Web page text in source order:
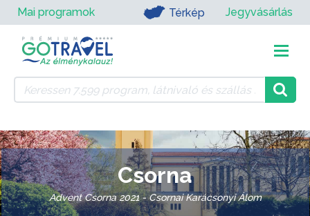
Mai programok Térkép Jegyvásárlás
Csorna
Advent Csorna 2021 - Csornai Karácsonyi Álom